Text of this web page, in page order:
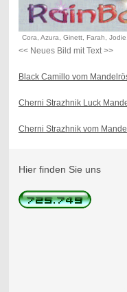
Cora, Azura, Ginett, Farah,
<< Neues Bild mit Text >>
Black Camillo vom
Cherni Strazhnik Luck
Cherni Strazhnik vom
Hier finden Sie uns